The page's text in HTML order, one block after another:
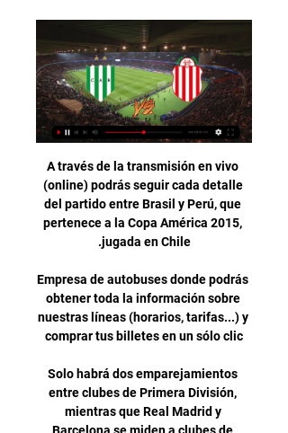
A través de la transmisión en vivo (online) podrás seguir cada detalle del partido entre Brasil y Perú, que pertenece a la Copa América 2015, jugada en Chile.

Empresa de autobuses donde podrás obtener toda la información sobre nuestras líneas (horarios, tarifas...) y comprar tus billetes en un sólo clic

Solo habrá dos emparejamientos entre clubes de Primera División, mientras que Real Madrid y Barcelona se miden a clubes de categorías inferiores. La edición 2018-19 de la Copa del Rey se pone seria, pues los equipos más grandes del fútbol español …

La entrada Patronato vs Talleres en VIVO ONLINE – Superliga 2018-2019 en DIRECTO Fecha 7 aparece primero en Ver Boca vs Colón en VIVO ONLINE Superliga Argentina 2018 en DIRECTO Fox Sports TNT Premium TV Gratis Celular Streaming. Leer artículo completo en A Puro Gol

Club Banfield: Inicio Sitio Oficial del Club Atlético Banfield. Club social y deportivo fundado el 21 de enero de 1896.

Te contamos la fecha, hora, cómo ver en directo online y cómo seguir en vivo por televisión el Albacete vs Málaga del sábado 21 de septiembre, partido de la séptima jornada de LaLiga SmartBank.

El Leganés jugará contra el Villarreal en la jornada 4 de Mister. El conjunto de casa es claro favorito para ganar el partido. La posible alineación titular en Mister para la jornada 4 del Villarreal puede ser la formada por Andrés, Moreno, Pau Torres, Albiol, Rubén Peña, Anguissa, Cazorla, Iborra, Moi Gómez, Chukwueze y Gerard Moreno.

Cerro versus Sol de América, por Tigo Sports El Ciclón puede llegar a la cima de manera provisoria si le gana hoy al Danzarín, contra el que juega en la Nueva Olla desde las 19 hs. Transmisión …

UNESCO impulsa colaboración con pueblos indígenas en Reservas de Biosfera en América Latina y el Caribe. 24.10.19. La UNESCO se reúne por primera vez con la Red de Escuelas de Formación de Fiscales de Iberoamérica. 18.10.19. Uruguay tendrá un Centro Experimental Regional de Tecnologías de Saneamiento, auspiciado por UNESCO. 17.10.19

Nacional confirma el interés del Atlético por Matías Viña. “Desde el punto de vista económico hubiera sido ideal venderlo en este período de pases,. Jugó ocho minutos en el partido contra Costa Rica y Tabárez ya le probó como titular en el duelo frente a Estados Unidos.

Dónde ver Barracas Central vs. Banfield, EN VIVO y ONLINE 20 sept 2023 — El partido Barracas Central vs. Banfield se podrá seguir EN VIVO en Argentina, de manera exclusiva a través de la pantalla de ESPN Premium, con ...

Liverpool vs. Tottenham EN VIVO: canales de transmisión. Si deseas ver el Liverpool vs. Tottenham EN VIVO tendrás que engancharte a la señal televisiva de ESPN, ESPN 2 (Latinoamérica), beIN Sports, Sky Sports o DANZ. En caso no te encuentres cerca a una TV, podrás seguir aquí el minuto a minuto y el resumen completo partido ONLINE GRATIS.

Toda la información del partido Bolivia vs Venezuela en vivo de Copa América (22 Junio 2019): Resumen, Estadísticas, Alineación y Resultados - Besoccer. Don't miss the most important football matches while navigating as usual through the pages of your choice.

CA Banfield - CA Barracas Central » Pronósticos, ¿Dónde ver CA Banfield vs CA Barracas Central en directo? Sigue los siguientes pasos para que puedas divertirte y ver gratis online el partido sin ningún ...

Plaza Amador Costa Del Este FC resultado partido en directo (y ver en vivo online video streaming en directo) comienza el 21.9.2019. a las 20:00 (Hora UTC). Copa Digicel Premier Reserve League, Panama.

Canales de TV en Europa - Mire Online en su iPhone, iPad, iPod Touch, Android, Blackberry y otros teléfonos móviles de aplicaciones habilitadas.

Pasto resistió a irse con la derrota y, luego de un penal cobrado por Cristian Nazarit, el equipo local descontó para generar un partido lleno de emociones en epilogo. Con el pitazo final de Ulises Arrieta, Once Caldas sumo sus tres primeras dianas y Deportivo Pasto dejó dudas entre su hinchada,

Ibercaja activa un plan de apoyo especial en la Comunidad Valenciana, Murcia, Almería y Albacete tras las lluvias torrenciales; Unidas Podemos pide la declaración de zona catastrófica y ayudas para paliar los daños producidos por la gota fría en Murcia, Alicante, Almería, Valencia y Albacete

historia ii tomo 2.. mineros de zacatecas francisco villa sÁbado 17:00 sahuayo fc leones negros unidad deportiva municipal sÁbado 19:00 mineros de fresnillo fc. viernes 19:00 atlÉtico saltillo soccer leones negros olimpico francisco i. madero sÁbado 10:00 universidad autÓnoma de.

La Paz, 16 de octubre de 2019.- CAF – banco de desarrollo de América Latina y el Banco Central de Bolivia (BCB) presentaron a los dos estudiantes ganadores del primer concurso nacional de ensayos universitarios #IdeasParaElFuturo; Eliana Sandoval Quispe, de la Universidad Católica Boliviana “San Pablo” y Rodrigo Tambo Tórrez, de la.

Brasil lo intenta con algo más de mordiente desde la entrada de Elano y Lucas, pero no consigue ver puerta. Juanma Fernández. 3 de julio de 2011 a las 22.49 h. Min.78. Segundo cambio en Venezuela. Se va Miku y entra Maldonado, que comparte el mismo apellido que el último futbolísta que consiguió marcar un gol a Brasil en Copa América hace.

Consulta en MSN España y Microsoft News las últimas noticias de España y el mundo, famosos, fútbol, estilo, GH VIP y tu horóscopo. Mira tu correo Hotmail y Outlook y entra en tus redes sociales.

Skokka La Serena. Tamy show video llamada camsexy videos fotos audios y chat en línea todo permitido con whasap 986185891. TAMY Show vídeo llamada sex

Como marcar de Canadá a México. Hoy aprenderás de una forma muy fácil como llamar a México desde Canadá, y a su vez conocerás cada uno de los códigos y su prefijo, todo lo que se necesita para hacer su llamada correspondiente.

Martín Nieto, Isaac La Caja Rural de Salamanca ha cumplido cien años y ha decidido conmemorar su nacimiento con la publicación de un libro sobre su historia.. Mario León TORRES JARRÍN Cuando se piensa en la historia de la integración regional como fenómeno de las relaciones internacionales,.

Central American Zone. -Árabe Unido 4-0 [Carlos Castro 23, 45, Alejandro Alpizar 60, Johnny Cubero 80] Dec 22: Comunicaciones-Árabe Unido 0-1 [John García 37. Alpizar 92+] [Rolando Fonseca 66; Taylor Twellman 18pen, Wolde Harris 54, Steve Ralston 56] (Mar 12 and 26) CSD Comunicaciones …

Escucha y descarga los episodios de Podcast de Pasión Balonmano gratis. Entrevista con Félix García, entrenador del Helvetia BM. Alcobendas, tras la derrota de su equipo ante el Aula Valladolid Con...

Helena Córdoba, estudiante del grado en Multimedia del CITM, presentará al público su Trabajo Final de Grado (TFG) en forma de un espectáculo de danza y multimedia llamado "Parallels" . Será el próximo viernes 14 de junio, a las 19h, en el Auditorio de Sant Martí de Provençals, en la ciudad de Barcelona.

Liga Argentina: Banfield se enfrenta ante la visita Barracas hace 9 horas — Banfield y Barracas Central se enfrentan en el Lencho, con el arbitraje de Ariel Penel. El duelo se jugará mañana desde las 17:15 horas .

Hace algo más de doce meses el BM Benidorm estuvo a punto de lograr una proeza como no se recuerda en la Marina Baixa. La visita del FC Barcelona Lassa al Palau d'Esports l'Illa cerca estuvo de suponer una derrota de todo punto inesperada. Los …

Me gustaria que me ayuden con el satelite en tiempo real, mi mascota esta perdida desde el 12 de octubre, ya he pegado afiches dando recompensa, he preguntado a muchas personas y nadie me da razon, en cambio con el satelite pueden ayudarme a ubicarlo desde el aire, por favor, indique una direccion para comunicarme con las personas encargadas.

Pagina Oficial Club Atletico Defensores de Belgrano. defe, defensores de belgrano, nuñez, dragón, mundo defe, futbol, argentina, primera b, futbol de ascenso Vista previa del partido: Ferro Carril Oeste - Brown Adrogue | Nacional B

El Club Atlético Sarmiento es un club con mucha historia dentro del fútbol santiagueño y además fue la primera entidad en la práctica del más popular de los deportes en La Banda, con 22 títulos en torneos oficiales. Para el Profesor hoy es un día muy importante porque celebra sus 104 años

Últimas noticias del Estudiantes de Mérida, resultados y marcadores en directo, de la mano de Goal.com Estudiantes de Mérida Calendario, Resultados y Marcadores en vivo | Goal.com Noticias

Santos Guápiles vs Grecia en vivo online - Primera División de Costa Rica. Fecha, horario, cómo ver en directo. Read more. Capleton dará concierto en Guápiles - Caribeactual.com. 13-08-2019 03:01 via "allintitle. ficha de Liga Deportiva Alajuelense, es el nuevo jugador del Santos de Guápiles por los próximos seis meses, así lo.

TNT Sports Toda la Liga Profesional de Fútbol, las mejores noticias del deporte argentino y todo lo que pasa en el plano internacional lo encontrás en un solo lugar.

Tablones del 5 hay 60 y del siete 20 casi todos de tres metros y más Se venden también 10 módulos amarillos 10 chapas y 10 tijeras , 2 maquinillos , dos transpalet , una mesa de cortar madera, un vibrador para hormigón, lo vendo por jubilación mejor todo en un lote y de regalo 5 ventanales de PVC nuevos con cristal sin usar solo polvo de.

Barracas Central Barracas Central | Sitio Oficial Resultados, Informacion del club atletico Barracas Central.

Una recesión en los Estados Unidos pudiera afectar las exportaciones de las empresas de manufactura en la Isla, ya que ese es su mercado principal. La manufactura aún representa el 47% del Producto Interno Bruto local, y desde Puerto Rico se exportan $60,000 millones en productos hacia el …

Agenda Deportiva Barracas Central vs Atl Tucumán, TNT SPORTS. NFL: Superbowl. 20:00, Kansas City Chiefs vs. San Francisco 49ers, DGOESPN 2ESPN ExtraFOX SPORTS 3STAR +. Serie A ...

Fue consultora de imagen y comunicación para el partido Visión con Valores (VIVA) y para el Movimiento Ciudadano Unidos por Guatemala del 2010 al 2011, asimismo fungió